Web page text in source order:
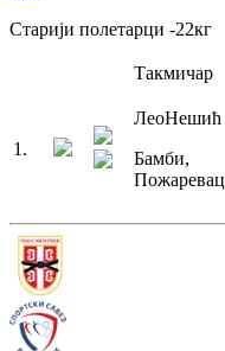
Старији полетарци -22кг
Такмичар
1 .
ЛеоНешић
Бамби,
Пожаревац